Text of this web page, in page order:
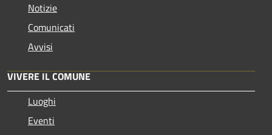
Notizie
Comunicati
Avvisi
VIVERE IL COMUNE
Luoghi
Eventi